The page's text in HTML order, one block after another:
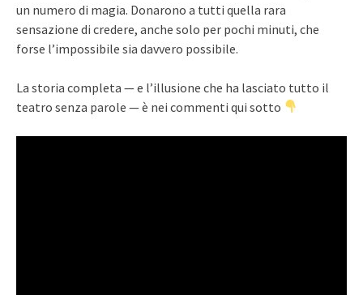
un numero di magia. Donarono a tutti quella rara
sensazione di credere, anche solo per pochi minuti, che
forse l’impossibile sia davvero possibile.
La storia completa — e l’illusione che ha lasciato tutto il
teatro senza parole — è nei commenti qui sotto